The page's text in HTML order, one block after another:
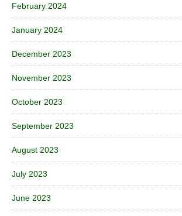
February 2024
January 2024
December 2023
November 2023
October 2023
September 2023
August 2023
July 2023
June 2023